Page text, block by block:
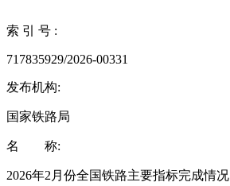
索 引 号 :
717835929/2026-00331
发布机构:
国家铁路局
名 称:
2026年2月份全国铁路主要指标完成情况